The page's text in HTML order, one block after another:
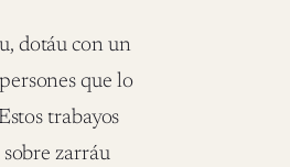
dotáu con un
que lo
trabayos
zarráu